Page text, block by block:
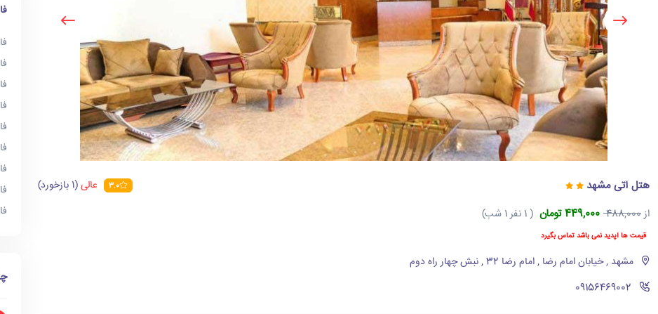
هتل آتی مشهد
از488,000 449,000 تومان ( 1 نفر 1 شب)
قیمت ها آپدید نمی باشد تماس بگیرد
مشهد , خیابان امام رضا , امام رضا 32 , نبش چهار راه دوم
‪09156469002‬
3.0 عالی(1 بازخورد)